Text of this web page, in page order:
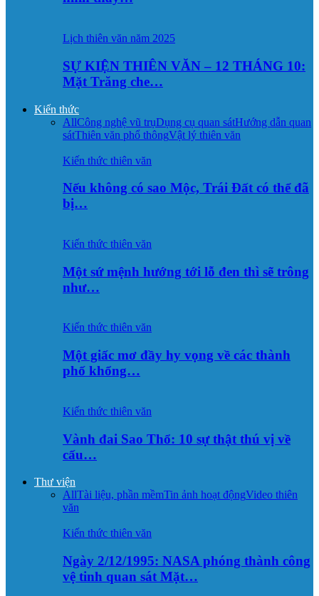
Lịch thiên văn năm 2025
SỰ KIỆN THIÊN VĂN – 12 THÁNG 10:
Mặt Trăng che…
Kiến thức
AllCông nghệ vũ trụDụng cụ quan sátHướng dẫn quan
sátThiên văn phổ thôngVật lý thiên văn
Kiến thức thiên văn
Nếu không có sao Mộc, Trái Đất có thể đã
bị…
Kiến thức thiên văn
Một sứ mệnh hướng tới lỗ đen thì sẽ trông
như…
Kiến thức thiên văn
Một giấc mơ đầy hy vọng về các thành
phố khổng…
Kiến thức thiên văn
Vành đai Sao Thổ: 10 sự thật thú vị về
cấu…
Thư viện
AllTài liệu, phần mềmTin ảnh hoạt độngVideo thiên
văn
Kiến thức thiên văn
Ngày 2/12/1995: NASA phóng thành công
vệ tinh quan sát Mặt…